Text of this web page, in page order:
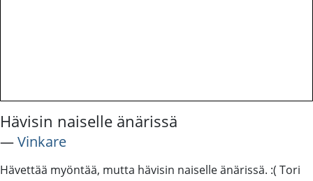
Hävisin naiselle änärissä
―Vinkare
Hävettää myöntää, mutta hävisin naiselle änärissä. :( Tori